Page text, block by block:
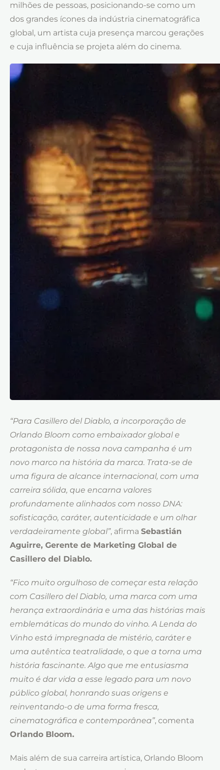
milhões de pessoas, posicionando-se como um
dos grandes ícones da indústria cinematográfica
global, um artista cuja presença marcou gerações
e cuja influência se projeta além do cinema.
“Para Casillero del Diablo, a incorporação de
Orlando Bloom como embaixador global e
protagonista de nossa nova campanha é um
novo marco na história da marca. Trata-se de
uma figura de alcance internacional, com uma
carreira sólida, que encarna valores
profundamente alinhados com nosso DNA:
sofisticação, caráter, autenticidade e um olhar
verdadeiramente global”, afirma Sebastián
Aguirre, Gerente de Marketing Global de
Casillero del Diablo.
“Fico muito orgulhoso de começar esta relação
com Casillero del Diablo, uma marca com uma
herança extraordinária e uma das histórias mais
emblemáticas do mundo do vinho. A Lenda do
Vinho está impregnada de mistério, caráter e
uma autêntica teatralidade, o que a torna uma
história fascinante. Algo que me entusiasma
muito é dar vida a esse legado para um novo
público global, honrando suas origens e
reinventando-o de uma forma fresca,
cinematográfica e contemporânea”, comenta
Orlando Bloom.
Mais além de sua carreira artística, Orlando Bloom